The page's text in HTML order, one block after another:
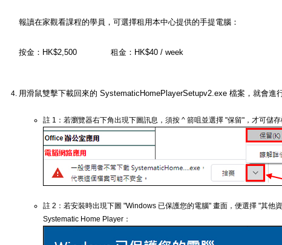
報讀在家觀看課程的學員，可選擇租用本中心提供的手提電腦：
按金：HK$2,500 租金：HK$40 / week
用滑鼠雙擊下載回來的 SystematicHomePlayerSetupv2.exe 檔案，就會進行
註 1：若瀏覽器右下角出現下圖訊息，須按 ^ 箭咀並選擇 "保留"，才可儲存
註 2：若安裝時出現下圖 "Windows 已保護您的電腦" 畫面，便選擇 "其他
Systematic Home Player：